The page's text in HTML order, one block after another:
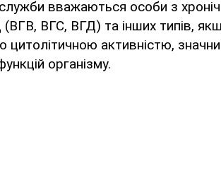
вважаються особи з
(ВГВ, ВГС, ВГД) та інших типів,
цитолітичною активністю,
організму.